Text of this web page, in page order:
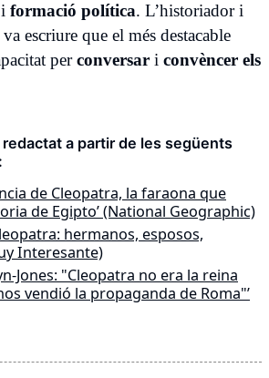
i formació política. L’historiador i
escriure que el més destacable
per conversar i convèncer els
a partir de les següents
de Cleopatra, la faraona que
de Egipto’ (National Geographic)
hermanos, esposos,
Interesante)
Jones: "Cleopatra no era la reina
vendió la propaganda de Roma"’